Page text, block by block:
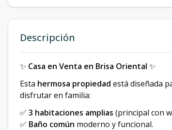
Descripción
✨ Casa en Venta en Brisa Oriental ✨
Esta hermosa propiedad está diseñada
disfrutar en familia:
✅ 3 habitaciones amplias (principal con
✅ Baño común moderno y funcional.